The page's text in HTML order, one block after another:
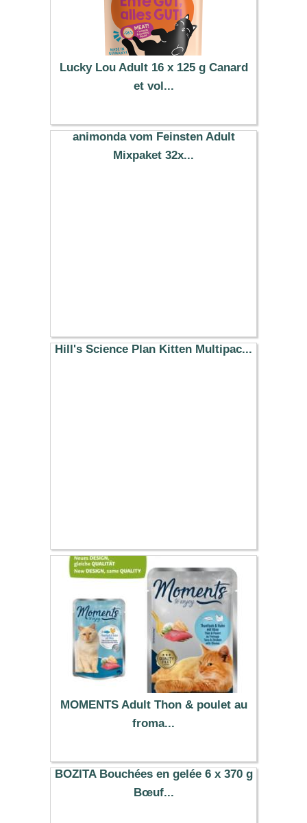
Lucky Lou Adult 16 x 125 g Canard
et vol...
21.49 €
animonda vom Feinsten Adult
Mixpaket 32x...
Hill's Science Plan Kitten Multipac...
MOMENTS Adult Thon & poulet au
froma...
23.89 €
BOZITA Bouchées en gelée 6 x 370 g
Bœuf...